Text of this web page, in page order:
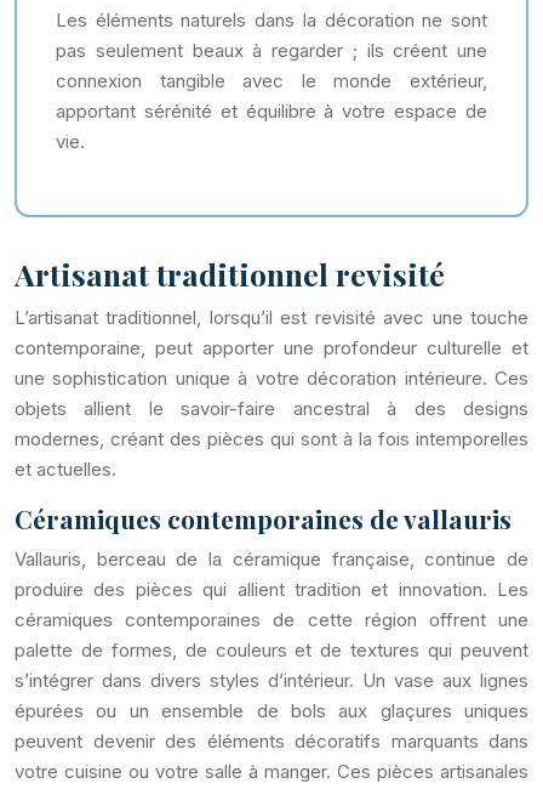
Les éléments naturels dans la décoration ne sont
pas seulement beaux à regarder ; ils créent une
connexion tangible avec le monde extérieur,
apportant sérénité et équilibre à votre espace de
vie.
Artisanat traditionnel revisité
L’artisanat traditionnel, lorsqu’il est revisité avec une touche
contemporaine, peut apporter une profondeur culturelle et
une sophistication unique à votre décoration intérieure. Ces
objets allient le savoir-faire ancestral à des designs
modernes, créant des pièces qui sont à la fois intemporelles
et actuelles.
Céramiques contemporaines de vallauris
Vallauris, berceau de la céramique française, continue de
produire des pièces qui allient tradition et innovation. Les
céramiques contemporaines de cette région offrent une
palette de formes, de couleurs et de textures qui peuvent
s’intégrer dans divers styles d’intérieur. Un vase aux lignes
épurées ou un ensemble de bols aux glaçures uniques
peuvent devenir des éléments décoratifs marquants dans
votre cuisine ou votre salle à manger. Ces pièces artisanales